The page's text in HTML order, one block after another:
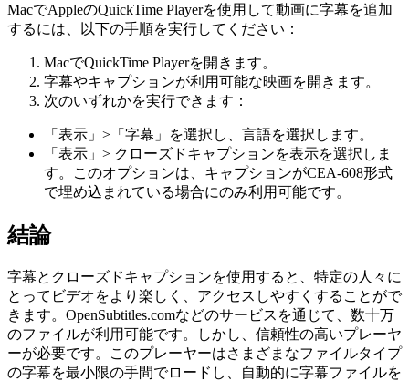
MacでAppleのQuickTime Playerを使用して動画に字幕を追加
するには、以下の手順を実行してください：
MacでQuickTime Playerを開きます。
字幕やキャプションが利用可能な映画を開きます。
次のいずれかを実行できます：
「表示」>「字幕」を選択し、言語を選択します。
「表示」> クローズドキャプションを表示を選択しま
す。このオプションは、キャプションがCEA-608形式
で埋め込まれている場合にのみ利用可能です。
結論
字幕とクローズドキャプションを使用すると、特定の人々に
とってビデオをより楽しく、アクセスしやすくすることがで
きます。OpenSubtitles.comなどのサービスを通じて、数十万
のファイルが利用可能です。しかし、信頼性の高いプレーヤ
ーが必要です。このプレーヤーはさまざまなファイルタイプ
の字幕を最小限の手間でロードし、自動的に字幕ファイルを